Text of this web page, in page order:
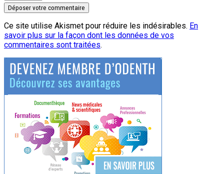
Ce site utilise Akismet pour réduire les indésirables. En
savoir plus sur la façon dont les données de vos
commentaires sont traitées.